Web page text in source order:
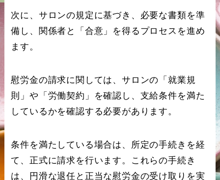
次に、サロンの規定に基づき、必要な書類を準
備し、関係者と「合意」を得るプロセスを進め
ます。
慰労金の請求に関しては、サロンの「就業規
則」や「労働契約」を確認し、支給条件を満た
しているかを確認する必要があります。
条件を満たしている場合は、所定の手続きを経
て、正式に請求を行います。これらの手続き
は、円滑な退任と正当な慰労金の受け取りを実